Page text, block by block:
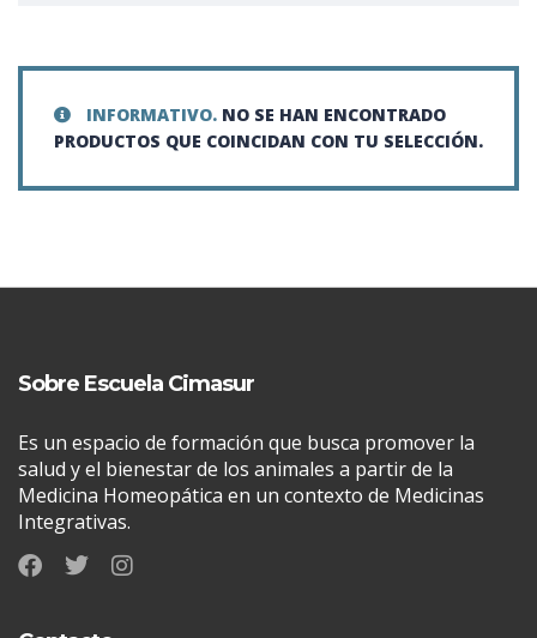
INFORMATIVO. NO SE HAN ENCONTRADO
PRODUCTOS QUE COINCIDAN CON TU SELECCIÓN.
Sobre Escuela Cimasur
Es un espacio de formación que busca promover la
salud y el bienestar de los animales a partir de la
Medicina Homeopática en un contexto de Medicinas
Integrativas.